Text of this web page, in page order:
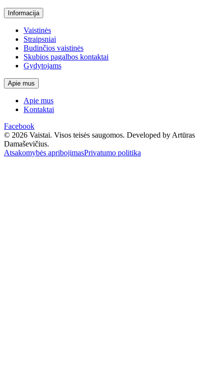
Informacija
Vaistinės
Straipsniai
Budinčios vaistinės
Skubios pagalbos kontaktai
Gydytojams
Apie mus
Apie mus
Kontaktai
Facebook
© 2026 Vaistai. Visos teisės saugomos. Developed by Artūras
Damaševičius.
Atsakomybės apribojimasPrivatumo politika